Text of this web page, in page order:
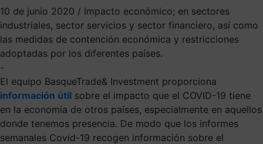
10 de junio 2020 / Impacto económico; en sectores
industriales, sector servicios y sector financiero, así como
las medidas de contención económica y restricciones
adoptadas por los diferentes países.
-
El equipo BasqueTrade& Investment proporciona
información útil sobre el impacto que el COVID-19 tiene
en la economía de otros países, especialmente en aquellos
donde tenemos presencia. De modo que los informes
semanales Covid-19 recogen información sobre el